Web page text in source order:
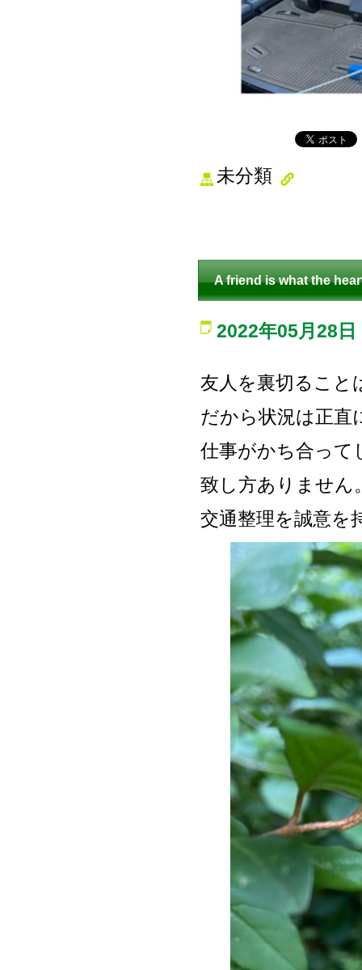
未分類
A friend is what the
2022年05月28日
友人を裏切ること
だから状況は正直
仕事がかち合って
致し方ありません
交通整理を誠意を